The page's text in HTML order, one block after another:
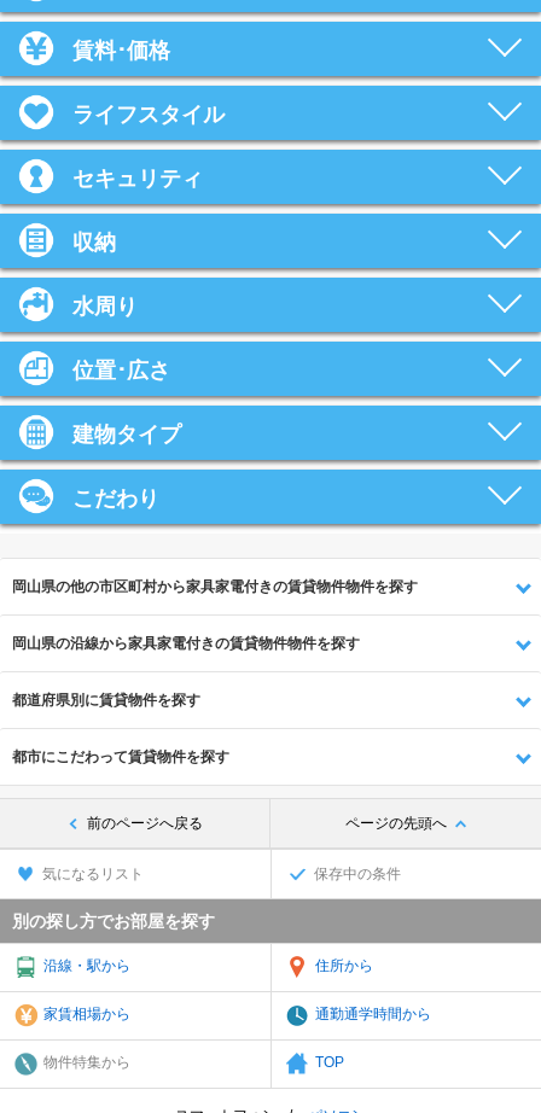
賃料･価格
ライフスタイル
セキュリティ
収納
水周り
位置･広さ
建物タイプ
こだわり
岡山県の他の市区町村から家具家電付きの賃貸物件物件を探す
岡山県の沿線から家具家電付きの賃貸物件物件を探す
都道府県別に賃貸物件を探す
都市にこだわって賃貸物件を探す
前のページへ戻る ページの先頭へ
気になるリスト 保存中の条件
別の探し方でお部屋を探す
沿線・駅から 住所から
家賃相場から 通勤通学時間から
物件特集から TOP